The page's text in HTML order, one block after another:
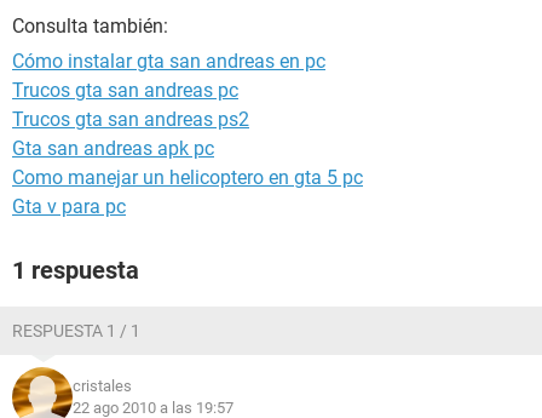
Consulta también:
Cómo instalar gta san andreas en pc
Trucos gta san andreas pc
Trucos gta san andreas ps2
Gta san andreas apk pc
Como manejar un helicoptero en gta 5 pc
Gta v para pc
1 respuesta
RESPUESTA 1 / 1
cristales
22 ago 2010 a las 19:57